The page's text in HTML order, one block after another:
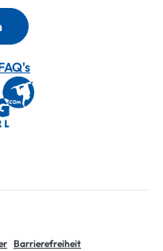
Startseite
Barrierefreiheit